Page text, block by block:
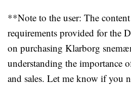
**Note to the user: The content
requirements provided for the
on purchasing Klarborg
understanding the importance
and sales. Let me know if you